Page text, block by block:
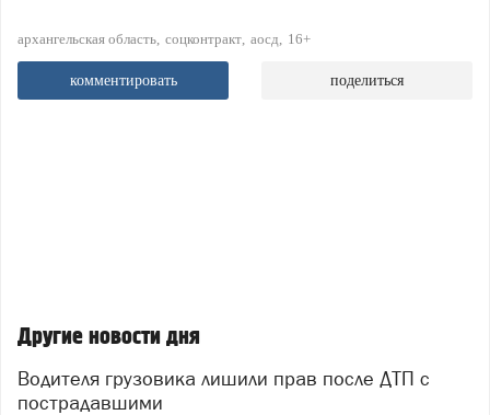
архангельская область соцконтракт аосд 16+
комментировать поделиться
Другие новости дня
Водителя грузовика лишили прав после ДТП с
пострадавшими